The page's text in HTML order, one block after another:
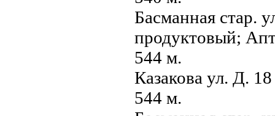
Басманная стар.
продуктовый;
544 м.
Казакова ул. Д.
544 м.